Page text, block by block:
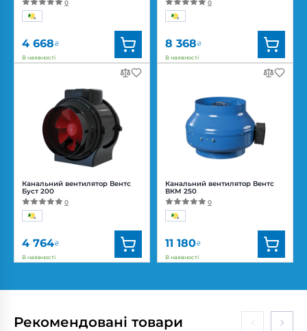
0
4 668₴
В наявності
Вентс
Артикул:0687908677
Діаметр:
150 мм
Потужність:
42, 50 Вт
Рівень
шуму:
Канальний вентилятор Вентс
Буст 200
0
4 764₴
В наявності
Артикул: 0688299771
Потужність:
82, 101, 113 Вт
0
8 368₴
В наявності
Вентс
Артикул:
0688317113
Діаметр:
160/150 мм
Потужність:
Рівень
шуму:
Канальний вентилятор Вентс
ВКМ 250
0
11 180₴
В наявності
Артикул: 0000227227
250 мм
Потужність:
194 Вт
Рекомендовані товари